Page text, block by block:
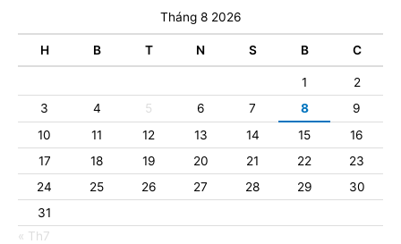
Tháng 8 2026
H B T N S B C
1
2
3
4 5 6 7 8
9
10
11 12 13 14 15
16
17
18 19 20 21 22
23
24
25 26 27 28 29
30
31
« Th7